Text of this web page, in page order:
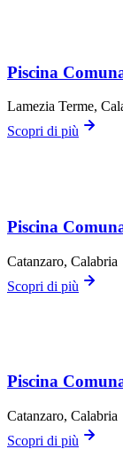
Piscina
Lamezia Terme,
Scopri di più
Piscina
Catanzaro, Calabria
Scopri di più
Piscina
Catanzaro, Calabria
Scopri di più